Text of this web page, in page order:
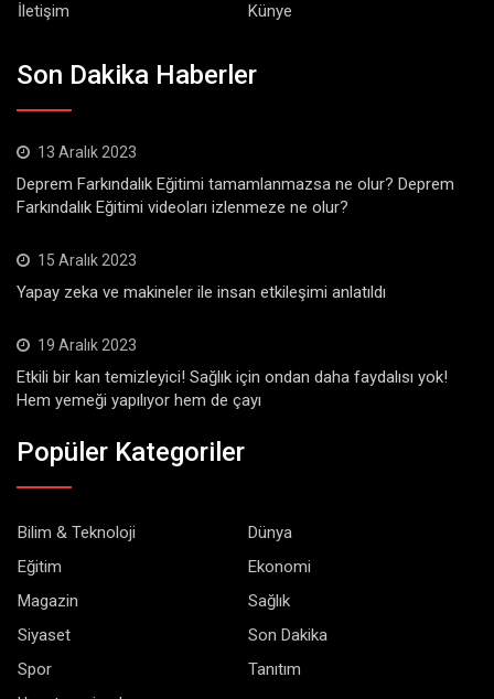
İletişim
Künye
Son Dakika Haberler
13 Aralık 2023
Deprem Farkındalık Eğitimi tamamlanmazsa ne olur? Deprem
Farkındalık Eğitimi videoları izlenmeze ne olur?
15 Aralık 2023
Yapay zeka ve makineler ile insan etkileşimi anlatıldı
19 Aralık 2023
Etkili bir kan temizleyici! Sağlık için ondan daha faydalısı yok!
Hem yemeği yapılıyor hem de çayı
Popüler Kategoriler
Bilim & Teknoloji
Dünya
Eğitim
Ekonomi
Magazin
Sağlık
Siyaset
Son Dakika
Spor
Tanıtım